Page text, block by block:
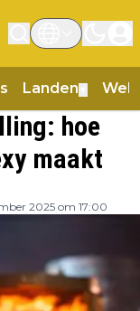
Landen
hoe
maakt
2025 om 17:00